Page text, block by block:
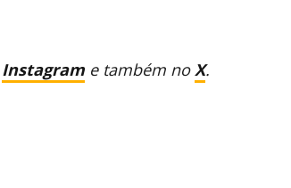
Instagram e também no X.